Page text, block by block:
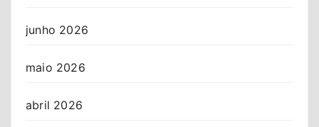
junho 2026
maio 2026
abril 2026